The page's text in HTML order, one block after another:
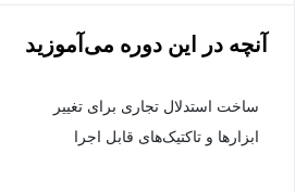
آنچه در این دوره می‌آموزید
ساخت استدلال تجاری برای تغییر
ابزارها و تاکتیک‌های قابل اجرا